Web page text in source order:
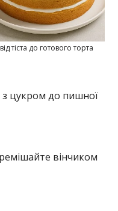
тіста до готового торта
з цукром до пишної
вінчиком